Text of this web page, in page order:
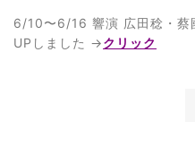
6/10〜6/16 響演 広田稔・蔡
UPしました →クリック